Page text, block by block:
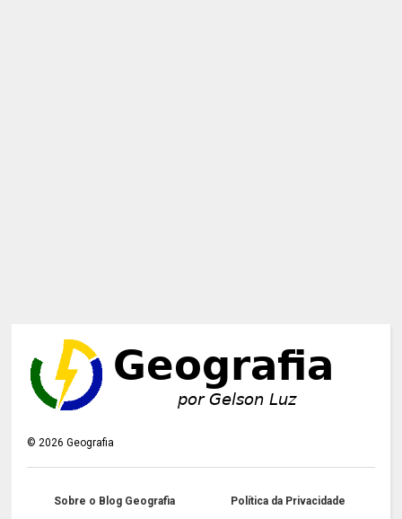
©2026 Geografia
Sobre o Blog Geografia Política da Privacidade